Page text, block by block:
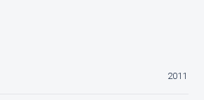
2011